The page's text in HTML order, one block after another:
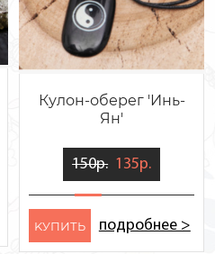
Кулон-оберег 'Инь-
Ян'
150р. 135р.
KУПИТЬ подробнее >